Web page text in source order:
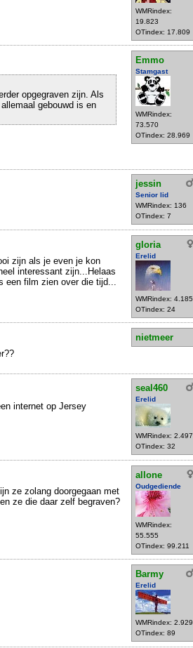
WMRindex:
19.823
OTindex: 17.809
Emmo
Stamgast
WMRindex:
73.570
OTindex: 28.969
opgegraven zijn. Als
gebouwd is en
jessin
Senior lid
WMRindex: 136
OTindex: 7
gloria
Erelid
WMRindex: 4.185
OTindex: 24
zijn als je even je kon
interessant zijn...Helaas
een film zien over die tijd...
nietmeer
seal460
Erelid
WMRindex: 2.497
OTindex: 32
internet op Jersey
allone
Oudgediende
WMRindex:
55.555
OTindex: 99.211
ze zolang doorgegaan met
ze die daar zelf begraven?
Barmy
Erelid
WMRindex: 2.929
OTindex: 89